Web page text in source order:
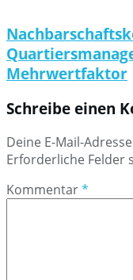
Mehrwertfaktor
Schreibe einen
Deine E-Mail-
Erforderliche Felder
Kommentar*